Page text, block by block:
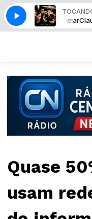
Te Encontrar
Quase
usam